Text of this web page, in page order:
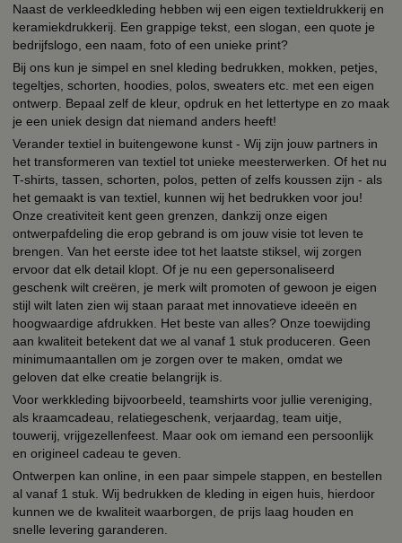
Naast de verkleedkleding hebben wij een eigen textieldrukkerij en
keramiekdrukkerij. Een grappige tekst, een slogan, een quote je
bedrijfslogo, een naam, foto of een unieke print?
Bij ons kun je simpel en snel kleding bedrukken, mokken, petjes,
tegeltjes, schorten, hoodies, polos, sweaters etc. met een eigen
ontwerp. Bepaal zelf de kleur, opdruk en het lettertype en zo maak
je een uniek design dat niemand anders heeft!
Verander textiel in buitengewone kunst - Wij zijn jouw partners in
het transformeren van textiel tot unieke meesterwerken. Of het nu
T-shirts, tassen, schorten, polos, petten of zelfs koussen zijn - als
het gemaakt is van textiel, kunnen wij het bedrukken voor jou!
Onze creativiteit kent geen grenzen, dankzij onze eigen
ontwerpafdeling die erop gebrand is om jouw visie tot leven te
brengen. Van het eerste idee tot het laatste stiksel, wij zorgen
ervoor dat elk detail klopt. Of je nu een gepersonaliseerd
geschenk wilt creëren, je merk wilt promoten of gewoon je eigen
stijl wilt laten zien wij staan paraat met innovatieve ideeën en
hoogwaardige afdrukken. Het beste van alles? Onze toewijding
aan kwaliteit betekent dat we al vanaf 1 stuk produceren. Geen
minimumaantallen om je zorgen over te maken, omdat we
geloven dat elke creatie belangrijk is.
Voor werkkleding bijvoorbeeld, teamshirts voor jullie vereniging,
als kraamcadeau, relatiegeschenk, verjaardag, team uitje,
touwerij, vrijgezellenfeest. Maar ook om iemand een persoonlijk
en origineel cadeau te geven.
Ontwerpen kan online, in een paar simpele stappen, en bestellen
al vanaf 1 stuk. Wij bedrukken de kleding in eigen huis, hierdoor
kunnen we de kwaliteit waarborgen, de prijs laag houden en
snelle levering garanderen.